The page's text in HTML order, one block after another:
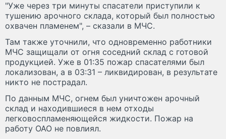
"Уже через три минуты спасатели приступили к
тушению арочного склада, который был полностью
охвачен пламенем", – сказали в МЧС.
Там также уточнили, что одновременно работники
МЧС защищали от огня соседний склад с готовой
продукцией. Уже в 01:35 пожар спасателями был
локализован, а в 03:31 – ликвидирован, в результате
никто не пострадал.
По данным МЧС, огнем был уничтожен арочный
склад и находившиеся в нем отходы
легковоспламеняющейся жидкости. Пожар на
работу ОАО не повлиял.